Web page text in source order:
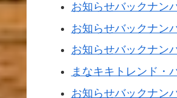
お知らせバックナ
お知らせバックナ
お知らせバックナ
まなキキトレンド
お知らせバックナ